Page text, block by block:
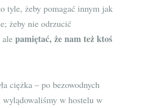
tyle, żeby pomagać innym jak
żeby nie odrzucić
alepamiętać, że nam też ktoś
ciężka – po bezowodnych
wylądowaliśmy w hostelu w